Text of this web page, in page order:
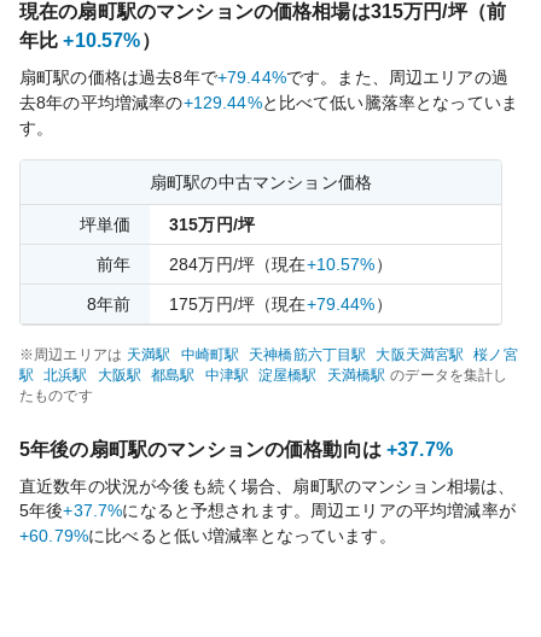
現在の扇町駅のマンションの価格相場は315万円/坪（前
年比 +10.57%）
扇町駅の価格は過去8年で+79.44%です。
また、周辺エリアの過
去8年の平均増減率の+129.44%と比べて低い騰落率となっていま
す。
扇町駅の中古マンション価格
坪単価 315万円/坪
前年 284万円/坪 （現在+10.57%）
8年前 175万円/坪 （現在+79.44%）
※周辺エリアは 天満駅 中崎町駅 天神橋筋六丁目駅 大阪天満宮駅
桜ノ宮
駅
北浜駅 大阪駅 都島駅 中津駅 淀屋橋駅 天満橋駅 のデータを集計し
たものです
5年後の扇町駅のマンションの価格動向は +37.7%
直近数年の状況が今後も続く場合、 扇町駅のマンション相場は、
5年後+37.7%になると予想されます。周辺エリアの平均増減率が
+60.79%に比べると低い増減率となっています。